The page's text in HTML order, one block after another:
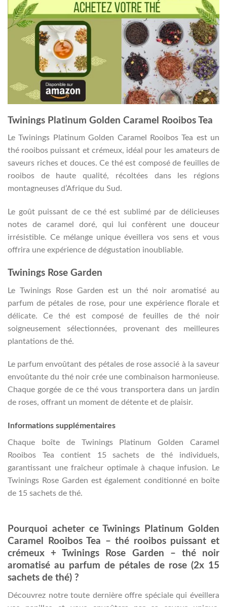
Twinings Platinum Golden Caramel Rooibos Tea
Le Twinings Platinum Golden Caramel Rooibos Tea est un
thé rooibos puissant et crémeux, idéal pour les amateurs de
saveurs riches et douces. Ce thé est composé de feuilles de
rooibos de haute qualité, récoltées dans les régions
montagneuses d’Afrique du Sud.
Le goût puissant de ce thé est sublimé par de délicieuses
notes de caramel doré, qui lui confèrent une douceur
irrésistible. Ce mélange unique éveillera vos sens et vous
offrira une expérience de dégustation inoubliable.
Twinings Rose Garden
Le Twinings Rose Garden est un thé noir aromatisé au
parfum de pétales de rose, pour une expérience florale et
délicate. Ce thé est composé de feuilles de thé noir
soigneusement sélectionnées, provenant des meilleures
plantations de thé.
Le parfum envoûtant des pétales de rose associé à la saveur
envoûtante du thé noir crée une combinaison harmonieuse.
Chaque gorgée de ce thé vous transportera dans un jardin
de roses, offrant un moment de détente et de plaisir.
Informations supplémentaires
Chaque boîte de Twinings Platinum Golden Caramel
Rooibos Tea contient 15 sachets de thé individuels,
garantissant une fraîcheur optimale à chaque infusion. Le
Twinings Rose Garden est également conditionné en boîte
de 15 sachets de thé.
Pourquoi acheter ce Twinings Platinum Golden
Caramel Rooibos Tea – thé rooibos puissant et
crémeux + Twinings Rose Garden – thé noir
aromatisé au parfum de pétales de rose (2x 15
sachets de thé) ?
Découvrez notre toute dernière offre spéciale qui éveillera